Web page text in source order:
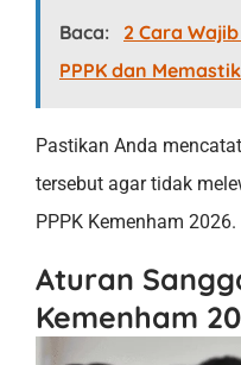
Baca:
2 Cara
PPPK dan
Pastikan Anda
tersebut agar tidak
PPPK Kemenham 2026.
Aturan
Kemenham